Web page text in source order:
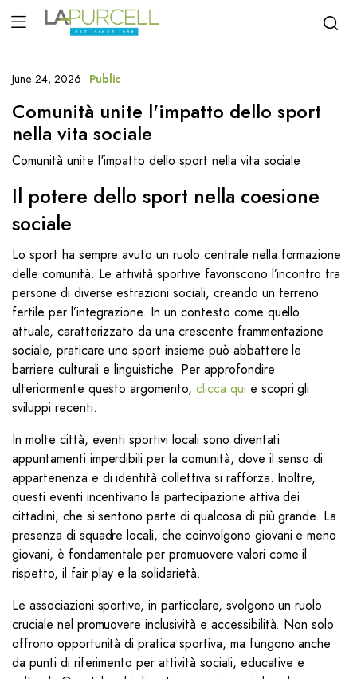
June 24, 2026 Public
Comunità unite l'impatto dello sport
nella vita sociale
Comunità unite l'impatto dello sport nella vita sociale
Il potere dello sport nella coesione
sociale
Lo sport ha sempre avuto un ruolo centrale nella formazione
delle comunità. Le attività sportive favoriscono l’incontro tra
persone di diverse estrazioni sociali, creando un terreno
fertile per l’integrazione. In un contesto come quello
attuale, caratterizzato da una crescente frammentazione
sociale, praticare uno sport insieme può abbattere le
barriere culturali e linguistiche. Per approfondire
ulteriormente questo argomento,clicca qui e scopri gli
sviluppi recenti.
In molte città, eventi sportivi locali sono diventati
appuntamenti imperdibili per la comunità, dove il senso di
appartenenza e di identità collettiva si rafforza. Inoltre,
questi eventi incentivano la partecipazione attiva dei
cittadini, che si sentono parte di qualcosa di più grande. La
presenza di squadre locali, che coinvolgono giovani e meno
giovani, è fondamentale per promuovere valori come il
rispetto, il fair play e la solidarietà.
Le associazioni sportive, in particolare, svolgono un ruolo
cruciale nel promuovere inclusività e accessibilità. Non solo
offrono opportunità di pratica sportiva, ma fungono anche
da punti di riferimento per attività sociali, educative e